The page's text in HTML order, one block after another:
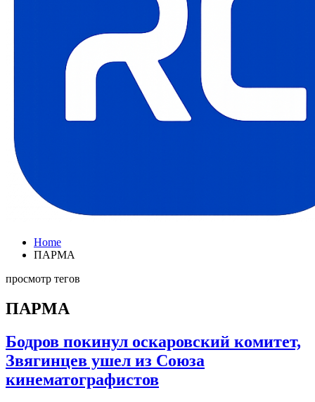
Home
ПАРМА
просмотр тегов
ПАРМА
Бодров покинул оскаровский комитет,
Звягинцев ушел из Союза
кинематографистов